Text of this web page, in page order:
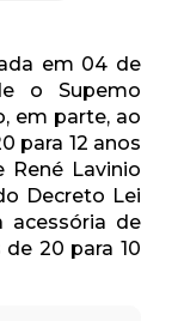
em 04 de
o Supemo
em parte, ao
para 12 anos
René Lavinio
Decreto Lei
acessória de
20 para 10